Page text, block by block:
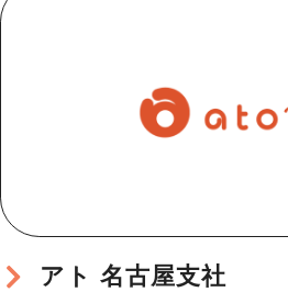
アト 名古屋支社